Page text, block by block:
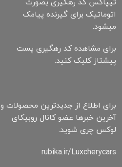
اتوماتیک برای گیرنده پیامک
میشود.
برای مشاهده کد رهگیری پست
پیشتاز کلیک کنید.
برای اطلاع از جدیدترین محصولات و
آخرین خبرها عضو کانال روبیکای
لوکس چری شوید.
rubika.ir/Luxcherycars